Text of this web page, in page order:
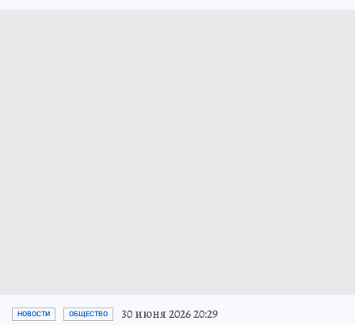
НОВОСТИ ОБЩЕСТВО 30 июня 2026 20:29